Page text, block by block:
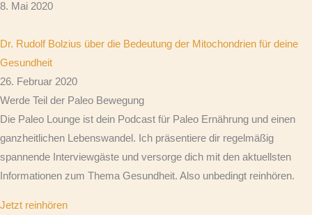
8. Mai 2020
Dr. Rudolf Bolzius über die Bedeutung der Mitochondrien für deine
Gesundheit
26. Februar 2020
Werde Teil der Paleo Bewegung
Die Paleo Lounge ist dein Podcast für Paleo Ernährung und einen
ganzheitlichen Lebenswandel. Ich präsentiere dir regelmäßig
spannende Interviewgäste und versorge dich mit den aktuellsten
Informationen zum Thema Gesundheit. Also unbedingt reinhören.
Jetzt reinhören